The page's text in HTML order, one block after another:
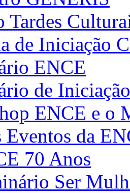
Tardes
de Iniciação
ENCE
de
ENCE e o
Eventos da
70 Anos
Ser